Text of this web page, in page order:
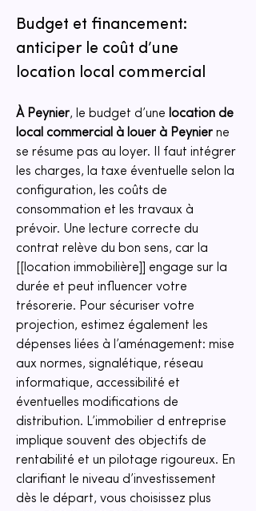
Budget et financement:
anticiper le coût d’une
location local commercial
À Peynier, le budget d’une location de
local commercial à louer à Peynier ne
se résume pas au loyer. Il faut intégrer
les charges, la taxe éventuelle selon la
configuration, les coûts de
consommation et les travaux à
prévoir. Une lecture correcte du
contrat relève du bon sens, car la
[[location immobilière]] engage sur la
durée et peut influencer votre
trésorerie. Pour sécuriser votre
projection, estimez également les
dépenses liées à l’aménagement: mise
aux normes, signalétique, réseau
informatique, accessibilité et
éventuelles modifications de
distribution. L’immobilier d entreprise
implique souvent des objectifs de
rentabilité et un pilotage rigoureux. En
clarifiant le niveau d’investissement
dès le départ, vous choisissez plus